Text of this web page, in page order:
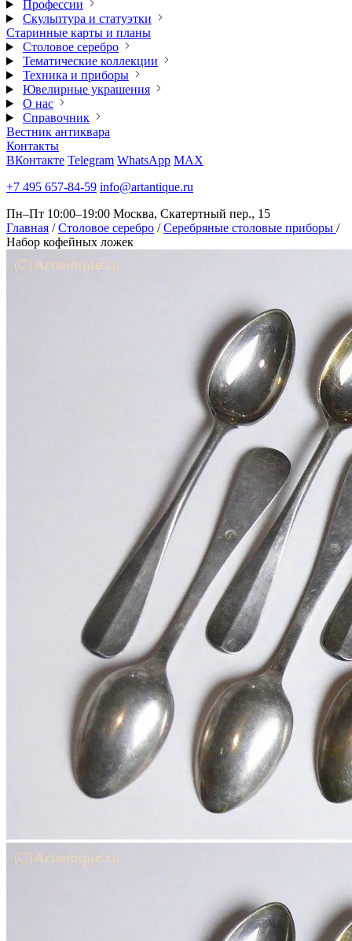
Профессии
Скульптура и статуэтки
Старинные карты и планы
Столовое серебро
Тематические коллекции
Техника и приборы
Ювелирные украшения
О нас
Справочник
Вестник антиквара
Контакты
ВКонтакте Telegram WhatsApp MAX
+7 495 657-84-59 info@artantique.ru
Пн–Пт 10:00–19:00 Москва, Скатертный пер., 15
Главная / Столовое серебро / Серебряные столовые приборы /
Набор кофейных ложек